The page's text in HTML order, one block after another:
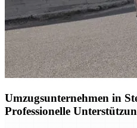
Umzugsunternehmen in
Professionelle